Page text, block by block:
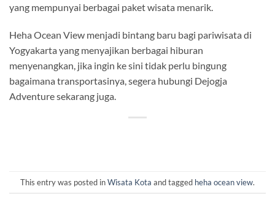
yang mempunyai berbagai paket wisata menarik.
Heha Ocean View menjadi bintang baru bagi pariwisata di
Yogyakarta yang menyajikan berbagai hiburan
menyenangkan, jika ingin ke sini tidak perlu bingung
bagaimana transportasinya, segera hubungi Dejogja
Adventure sekarang juga.
This entry was posted inWisata Kota and tagged heha ocean view.